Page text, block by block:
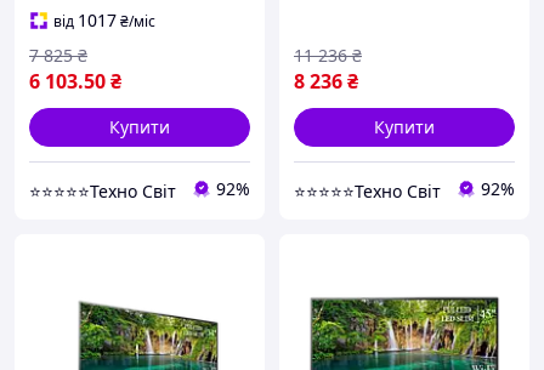
від 1017₴/міс
6 103.50₴
7 825 ₴
Купити
⭐⭐⭐⭐⭐Техно Світ 92%
8 236₴
11 236 ₴
Купити
⭐⭐⭐⭐⭐Техно Світ 92%